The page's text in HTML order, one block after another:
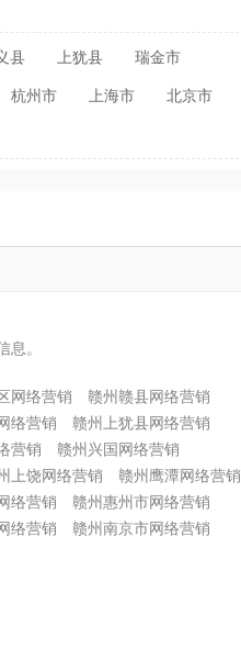
县 上犹县 瑞金市
杭州市 上海市 北京市
息。
网络营销
赣州赣县网络营销
络营销
赣州上犹县网络营销
营销
赣州兴国网络营销
上饶网络营销
赣州鹰潭网络营销
络营销
赣州惠州市网络营销
络营销
赣州南京市网络营销